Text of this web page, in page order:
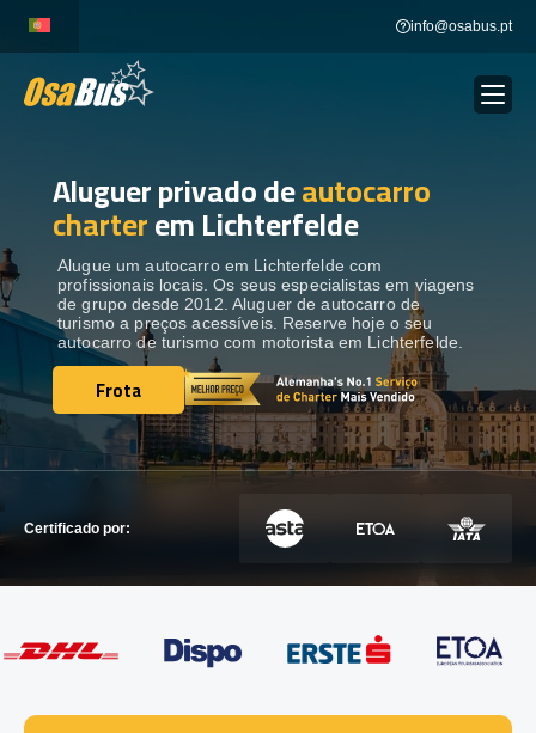
content
info@osabus.pt
ALUGUER DE AUTOCARROS
DESTINOS
FROTA
ENTRE EM CONTACTO
ENTRE EM CONTACTO
Aluguer privado deautocarro
charterem Lichterfelde
Alugue um autocarro em Lichterfelde com
profissionais locais. Os seus especialistas em viagens
de grupo desde 2012. Aluguer de autocarro de
turismo a preços acessíveis. Reserve hoje o seu
autocarro de turismo com motorista em Lichterfelde.
Frota
Frota
Certificado por: